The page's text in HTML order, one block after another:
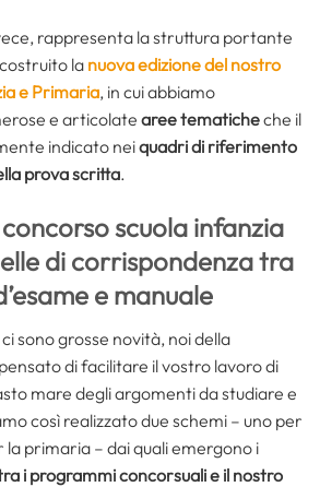
rappresenta la struttura portante
la nuova edizione del nostro
e Primaria, in cui abbiamo
e articolate aree tematicheche il
indicato neiquadri di riferimento
prova scritta.
scuola infanzia
di corrispondenza tra
e manuale
sono grosse novità, noi della
di facilitare il vostro lavoro di
mare degli argomenti da studiare e
così realizzato due schemi – uno per
la primaria – dai quali emergono i
i programmi concorsuali e il nostro